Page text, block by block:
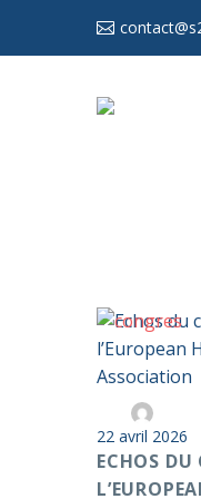
Echos
du
congrès
2026
22 avril 2026
ECHOS DU